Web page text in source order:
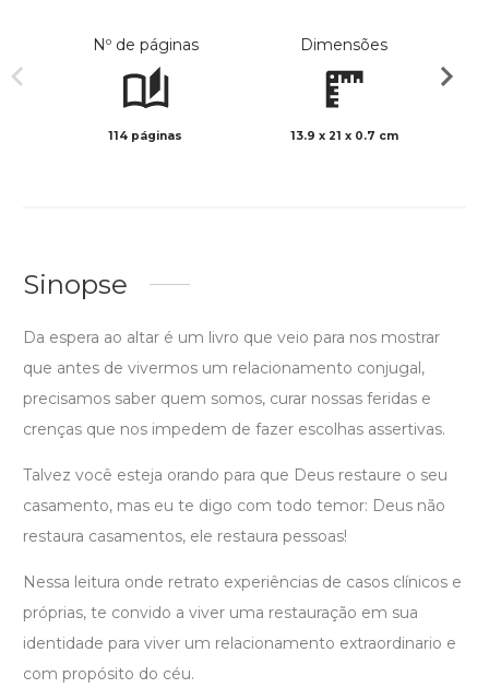
Nº de páginas
114 páginas
Dimensões
13.9 x 21 x 0.7 cm
Sinopse
Da espera ao altar é um livro que veio para nos mostrar
que antes de vivermos um relacionamento conjugal,
precisamos saber quem somos, curar nossas feridas e
crenças que nos impedem de fazer escolhas assertivas.
Talvez você esteja orando para que Deus restaure o seu
casamento, mas eu te digo com todo temor: Deus não
restaura casamentos, ele restaura pessoas!
Nessa leitura onde retrato experiências de casos clínicos e
próprias, te convido a viver uma restauração em sua
identidade para viver um relacionamento extraordinario e
com propósito do céu.